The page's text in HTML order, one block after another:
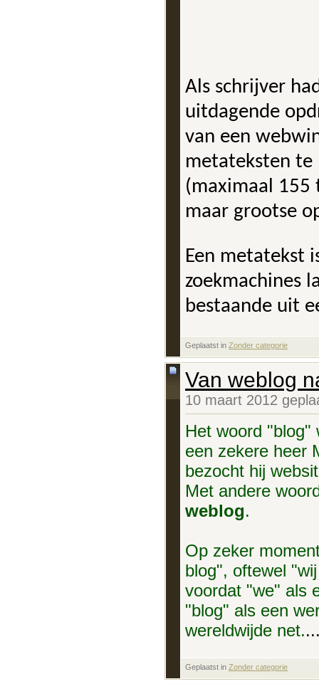
Als schrijver
uitdagende
van een
metateksten te
(maximaal 155
maar grootse
Een metatekst
zoekmachines
bestaande uit
Geplaatst in Zonder categorie
Van weblog
10 maart 2012
Het woord "blog"
een zekere heer
bezocht hij
Met andere
weblog.
Op zeker
blog", oftewel
voordat "we" als
"blog" als een
wereldwijde net.
Geplaatst in Zonder categorie